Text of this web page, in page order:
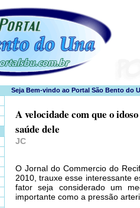
A velocidade com que o
saúde dele
JC
O Jornal do Commercio do
2010, trauxe esse interessante
fator seja considerado um
importante como a pressão